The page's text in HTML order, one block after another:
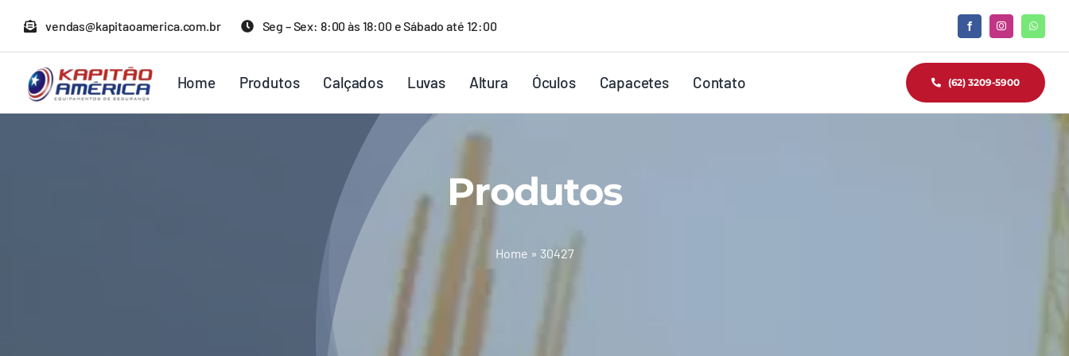
para
conteúdo
vendas@kapitaoamerica.com.br Seg – Sex: 8:00 às 18:00 e Sábado até 12:00
Home Produtos Calçados Luvas Altura Óculos Capacetes Contato (62) 3209-5900
Produtos
Home » 30427